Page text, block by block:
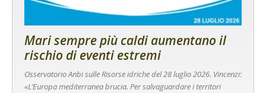
Mari sempre più caldi aumentano il
rischio di eventi estremi
Osservatorio Anbi sulle Risorse idriche del 28 luglio 2026. Vincenzi:
«L’Europa mediterranea brucia. Per salvaguardare i territori